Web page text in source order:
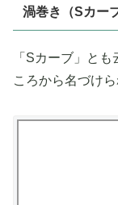
渦巻き（Sカー
「Sカーブ」と
ころから名づけ